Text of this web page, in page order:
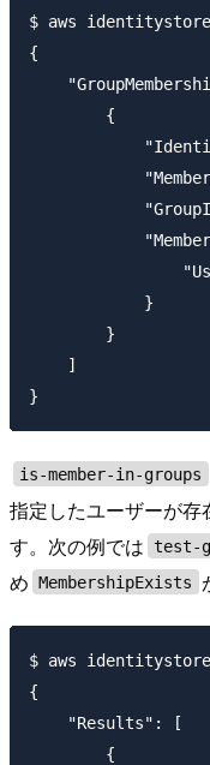
$ aws identitystore
{
        {
            }
        }
    ]
is-member-in-groups
指定したユーザーが
す。次の例では test-
め MembershipExists
$ aws identitystore
{
    "Results": [
        {